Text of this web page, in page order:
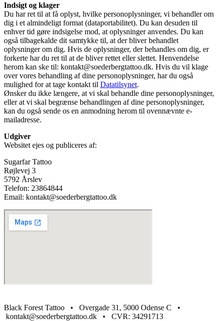
Indsigt og klager
Du har ret til at få oplyst, hvilke personoplysninger, vi behandler om
dig i et almindeligt format (dataportabilitet). Du kan desuden til
enhver tid gøre indsigelse mod, at oplysninger anvendes. Du kan
også tilbagekalde dit samtykke til, at der bliver behandlet
oplysninger om dig. Hvis de oplysninger, der behandles om dig, er
forkerte har du ret til at de bliver rettet eller slettet. Henvendelse
herom kan ske til: kontakt@soederbergtattoo.dk. Hvis du vil klage
over vores behandling af dine personoplysninger, har du også
mulighed for at tage kontakt til Datatilsynet.
Ønsker du ikke længere, at vi skal behandle dine personoplysninger,
eller at vi skal begrænse behandlingen af dine personoplysninger,
kan du også sende os en anmodning herom til ovennævnte e-
mailadresse.
Udgiver
Websitet ejes og publiceres af:
Sugarfar Tattoo
Røjlevej 3
5792 Årslev
Telefon: 23864844
Email: kontakt@soederbergtattoo.dk
Black Forest Tattoo • Overgade 31, 5000 Odense C •
kontakt@soederbergtattoo.dk​ • CVR: 34291713